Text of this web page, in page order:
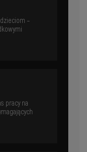
–
pracy na